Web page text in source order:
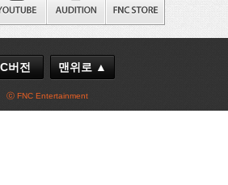
버전 맨위로 ▲
ⓒ FNC Entertainment